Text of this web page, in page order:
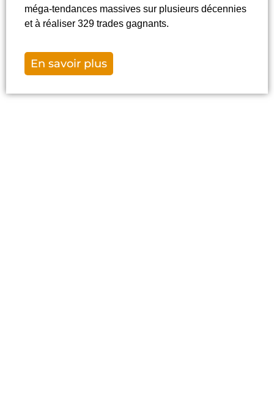
méga-tendances massives sur plusieurs décennies
et à réaliser 329 trades gagnants.
En savoir plus